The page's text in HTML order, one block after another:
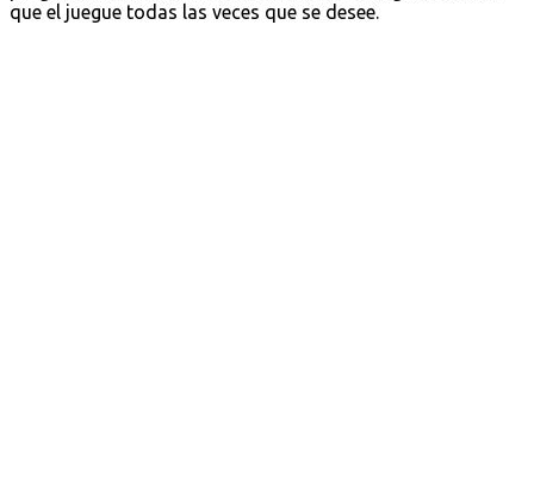
que el juegue todas las veces que se desee.